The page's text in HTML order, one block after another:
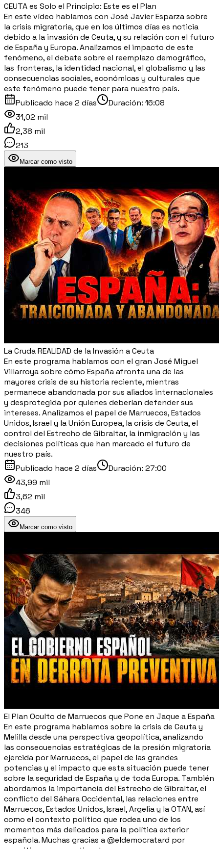
CEUTA es Solo el Principio: Este es el Plan
En este vídeo hablamos con José Javier Esparza sobre
la crisis migratoria, que en los últimos días es noticia
debido a la invasión de Ceuta, y su relación con el futuro
de España y Europa. Analizamos el impacto de este
fenómeno, el debate sobre el reemplazo demográfico,
las fronteras, la identidad nacional, el globalismo y las
consecuencias sociales, económicas y culturales que
este fenómeno puede tener para nuestro país.
Publicado hace 2 días Duración: 16:08
31,02 mil
2,38 mil
213
Marcar como visto
La Cruda REALIDAD de la Invasión a Ceuta
En este programa hablamos con el gran José Miguel
Villarroya sobre cómo España afronta una de las
mayores crisis de su historia reciente, mientras
permanece abandonada por sus aliados internacionales
y desprotegida por quienes deberían defender sus
intereses. Analizamos el papel de Marruecos, Estados
Unidos, Israel y la Unión Europea, la crisis de Ceuta, el
control del Estrecho de Gibraltar, la inmigración y las
decisiones políticas que han marcado el futuro de
nuestro país.
Publicado hace 2 días Duración: 27:00
43,99 mil
3,62 mil
346
Marcar como visto
El Plan Oculto de Marruecos que Pone en Jaque a España
En este programa hablamos sobre la crisis de Ceuta y
Melilla desde una perspectiva geopolítica, analizando
las consecuencias estratégicas de la presión migratoria
ejercida por Marruecos, el papel de las grandes
potencias y el impacto que esta situación puede tener
sobre la seguridad de España y de toda Europa. También
abordamos la importancia del Estrecho de Gibraltar, el
conflicto del Sáhara Occidental, las relaciones entre
Marruecos, Estados Unidos, Israel, Argelia y la OTAN, así
como el contexto político que rodea uno de los
momentos más delicados para la política exterior
española. Muchas gracias a @eldemocratard por